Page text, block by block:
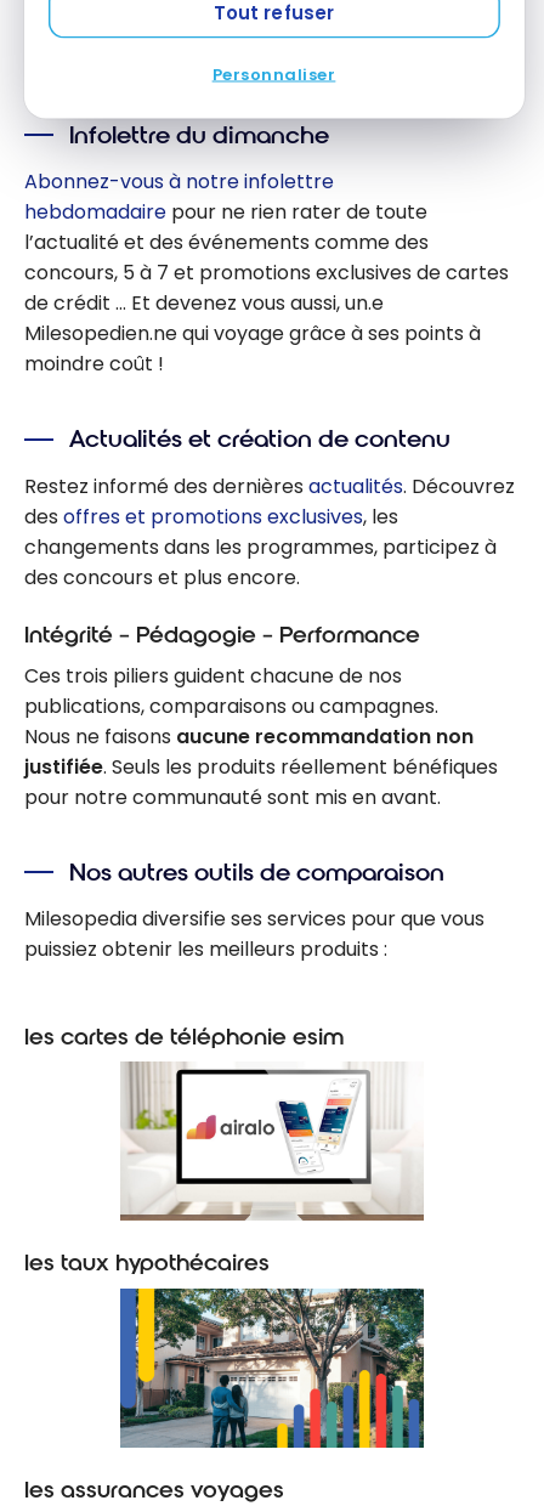
Tout refuser
Personnaliser
programm
ses de
METRO
Charger plus
Infolettre du dimanche
Abonnez-vous à notre infolettre
hebdomadaire pour ne rien rater de toute
l’actualité et des événements comme des
concours, 5 à 7 et promotions exclusives de cartes
de crédit … Et devenez vous aussi, un.e
Milesopedien.ne qui voyage grâce à ses points à
moindre coût !
Actualités et création de contenu
Restez informé des dernières actualités. Découvrez
des offres et promotions exclusives, les
changements dans les programmes, participez à
des concours et plus encore.
Intégrité – Pédagogie – Performance
Ces trois piliers guident chacune de nos
publications, comparaisons ou campagnes.
Nous ne faisons aucune recommandation non
justifiée. Seuls les produits réellement bénéfiques
pour notre communauté sont mis en avant.
Nos autres outils de comparaison
Milesopedia diversifie ses services pour que vous
puissiez obtenir les meilleurs produits :
les cartes de téléphonie esim
les taux hypothécaires
les assurances voyages